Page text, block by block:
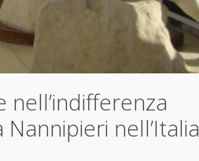
nell’Italia